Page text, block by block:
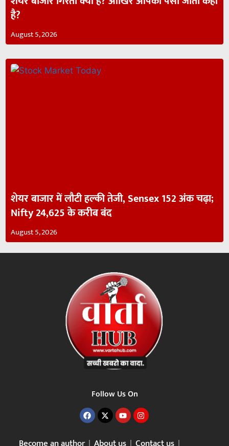
है?
August 5, 2026
शेयर बाजार में लौटी हल्की तेजी, Sensex 152 अंक चढ़ा;
Nifty 24,625 के करीब बंद
August 5, 2026
Follow Us On